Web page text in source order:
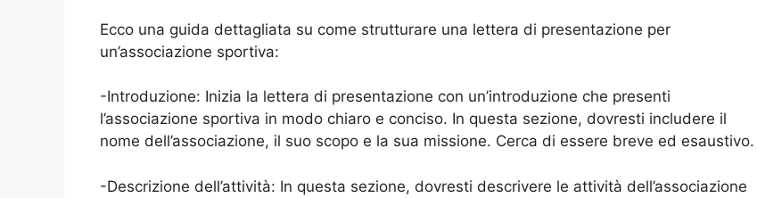
Ecco una guida dettagliata su come strutturare una lettera di presentazione per
un’associazione sportiva:
-Introduzione: Inizia la lettera di presentazione con un’introduzione che presenti
l’associazione sportiva in modo chiaro e conciso. In questa sezione, dovresti includere il
nome dell’associazione, il suo scopo e la sua missione. Cerca di essere breve ed esaustivo.
-Descrizione dell’attività: In questa sezione, dovresti descrivere le attività dell’associazione